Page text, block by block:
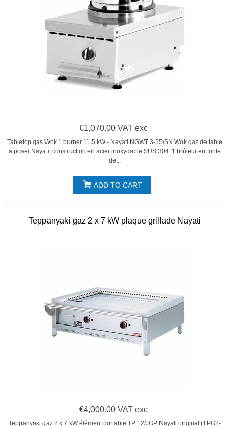
€1,070.00 VAT exc
Tabletop gas Wok 1 burner 11.5 kW - Nayati NGWT 3-55/SN Wok gaz de table
à poser Nayati, construction en acier inoxydable SUS 304. 1 brûleur en fonte
de...
ADD TO CART
Teppanyaki gaz 2 x 7 kW plaque grillade Nayati
€4,000.00 VAT exc
Teppanyaki gaz 2 x 7 kW élément portable TP 12/JGP Nayati original (TPG2-